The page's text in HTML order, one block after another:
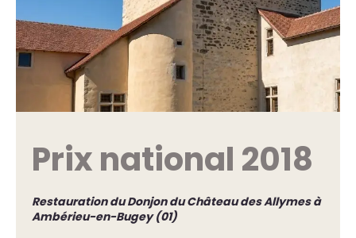
Prix national 2018
Restauration du Donjon du Château des Allymes à
Ambérieu-en-Bugey (01)